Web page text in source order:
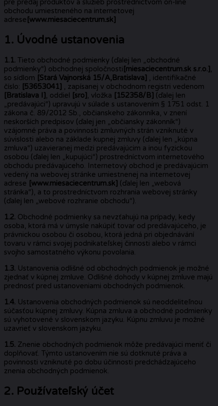
pre predaj produktov a služieb prostredníctvom on-line
obchodu umiestneného na internetovej
adrese [www.miesaciecentrum.sk]
1. Úvodné ustanovenia
1.1. Tieto obchodné podmienky (ďalej len „obchodné
podmienky“) obchodnej spoločnosti [miesaciecentrum.sk s.r.o.],
so sídlom [Stará Vajnorská 15/A,Bratislava] , identifikačné
číslo: [53653041] , zapísanej v obchodnom registri vedenom
[Bratislava I], oddiel [sro], vložka [152358/B] (ďalej len
„predávajúci“) upravujú v súlade s ustanovením § 1751 odst. 1
zákona č. 89/2012 Sb., občianskeho zákonníka, v znení
neskorších predpisov (ďalej jen „občiansky zákonník“)
vzájomné práva a povinnosti zmluvných strán vzniknuté v
súvislosti alebo na základe kupnej zmluvy (ďalej len „kúpna
zmluva“) uzavieranej medzi predávajúcim a inou fyzickou
osobou (ďalej len „kupujúci“) prostredníctvom internetového
obchodu predávajúceho. Internetový obchod je predávajúcim
vedený na webovej stránke umiestnenej na internetovej
adrese [www.miesaciecentrum.sk] (ďalej len „webová
stránka“), a to prostredníctvom rozhrania webovej stránky
(ďalej len „webové rozhranie obchodu“).
1.2. Obchodné podmienky sa nevzťahujú na prípady, kedy
osoba, ktorá má v úmysle nakúpiť tovar od predávajúceho, je
právnickou osobou či osobou, ktorá jedná pri objednávání
tovaru v rámci svojej podnikateľskej činnosti alebo v rámci
svojho samostatného výkonu povolania.
1.3. Ustanovenia odlišné od obchodných podmienok je možné
zjednať v kúpnej zmluve. Odlišné dohody v kúpnej zmluve majú
prednosť pred ustanoveniami obchodných podmienok.
1.4. Ustanovenia obchodných podmienok sú neoddeliteľnou
súčasťou kúpnej zmluvy. Kúpna zmluva a obchodné podmienky
sú vyhotovené v slovenskom jazyku. Kúpnu zmluvu je možné
uzavrieť v slovenskom jazyku.
1.5. Znenie obchodných podmienok môže predávajúci meniť či
doplňovať. Týmto ustanovením nie sú dotknuté práva a
povinnosti vzniknuté po dobu účinnosti predchádzajúceho
znenia obchodných podmienok.
2. Používateľský účet